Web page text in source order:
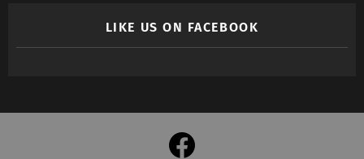
LIKE US ON FACEBOOK
facebook